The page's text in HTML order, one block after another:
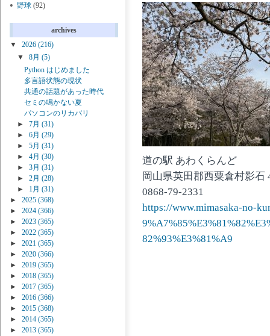
野球 (92)
archives
▼
2026 (216)
▼
8月 (5)
Python はじめました
多言語状態の現状
共通の話題があった時代
セミの鳴かない夏
パソコンのリカバリ
►
7月 (31)
►
6月 (29)
►
5月 (31)
►
4月 (30)
►
3月 (31)
►
2月 (28)
►
1月 (31)
►
2025 (368)
►
2024 (366)
►
2023 (365)
►
2022 (365)
►
2021 (365)
►
2020 (366)
►
2019 (365)
►
2018 (365)
►
2017 (365)
►
2016 (366)
►
2015 (368)
►
2014 (365)
►
2013 (365)
道の駅 あわくらんど
岡山県英田郡西粟倉村影石
0868-79-2331
https://www.mimasaka-no-
82%93%E3%81%A9